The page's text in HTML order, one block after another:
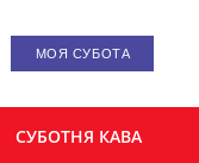
МОЯ СУБОТА
СУБОТНЯ КАВА